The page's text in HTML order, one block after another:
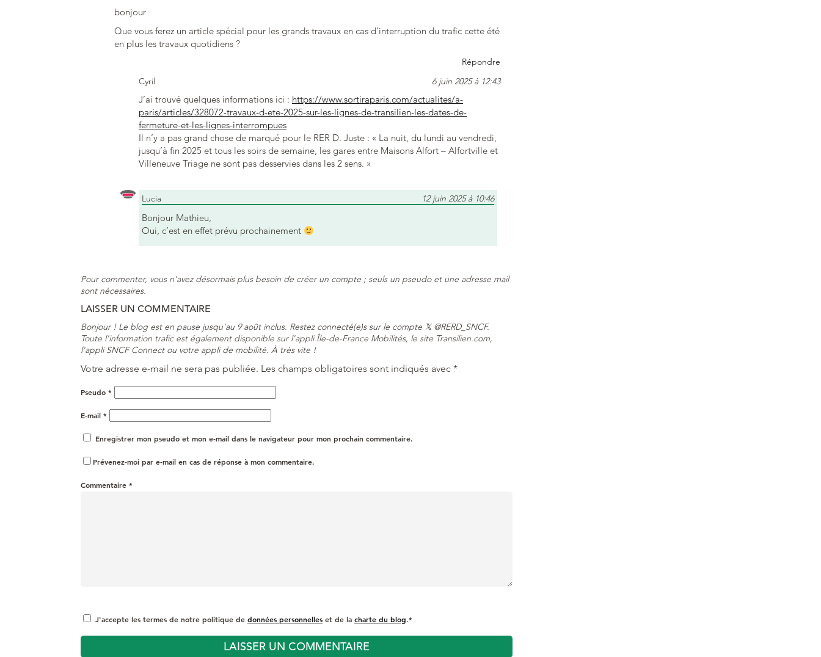
bonjour
Que vous ferez un article spécial pour les grands travaux en cas d’interruption du trafic cette été
en plus les travaux quotidiens ?
Répondre
Cyril
6 juin 2025 à 12:43
J’ai trouvé quelques informations ici : https://www.sortiraparis.com/actualites/a-
paris/articles/328072-travaux-d-ete-2025-sur-les-lignes-de-transilien-les-dates-de-
fermeture-et-les-lignes-interrompues
Il n’y a pas grand chose de marqué pour le RER D. Juste : « La nuit, du lundi au vendredi,
jusqu’à fin 2025 et tous les soirs de semaine, les gares entre Maisons Alfort – Alfortville et
Villeneuve Triage ne sont pas desservies dans les 2 sens. »
Lucia 12 juin 2025 à 10:46
Bonjour Mathieu,
Oui, c’est en effet prévu prochainement
Pour commenter, vous n’avez désormais plus besoin de créer un compte ; seuls un pseudo et une adresse mail
sont nécessaires.
LAISSER UN COMMENTAIRE
Bonjour ! Le blog est en pause jusqu'au 9 août inclus. Restez connecté(e)s sur le compte 𝕏 @RERD_SNCF.
Toute l'information trafic est également disponible sur l'appli Île-de-France Mobilités, le site Transilien.com,
l'appli SNCF Connect ou votre appli de mobilité. À très vite !
Votre adresse e-mail ne sera pas publiée. Les champs obligatoires sont indiqués avec *
Pseudo *
E-mail *
Enregistrer mon pseudo et mon e-mail dans le navigateur pour mon prochain commentaire.
Prévenez-moi par e-mail en cas de réponse à mon commentaire.
Commentaire *
J'accepte les termes de notre politique de données personnelles et de la charte du blog.*